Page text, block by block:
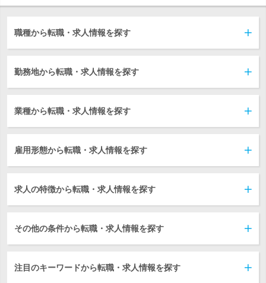
職種から転職・求人情報を探す
勤務地から転職・求人情報を探す
業種から転職・求人情報を探す
雇用形態から転職・求人情報を探す
求人の特徴から転職・求人情報を探す
その他の条件から転職・求人情報を探す
注目のキーワードから転職・求人情報を探す